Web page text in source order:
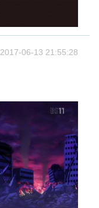
2017-06-13 21:55:28